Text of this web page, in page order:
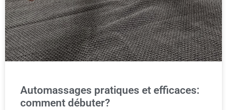
Automassages pratiques et efficaces:
comment débuter?